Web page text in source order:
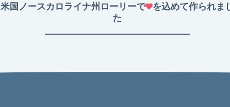
米国ノースカロライナ州ローリーで
を込めて作られま
た